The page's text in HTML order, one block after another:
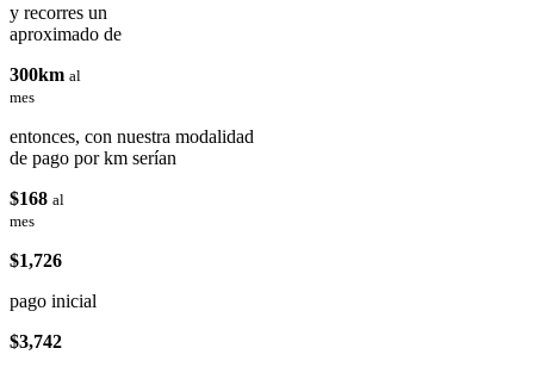
y recorres un
aproximado de
300km al
mes
entonces, con nuestra modalidad
de pago por km serían
$168 al
mes
$1,726
pago inicial
$3,742